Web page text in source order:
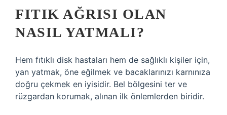
FITIK AĞRISI OLAN
NASIL YATMALI?
Hem fıtıklı disk hastaları hem de sağlıklı kişiler için,
yan yatmak, öne eğilmek ve bacaklarınızı karnınıza
doğru çekmek en iyisidir. Bel bölgesini ter ve
rüzgardan korumak, alınan ilk önlemlerden biridir.